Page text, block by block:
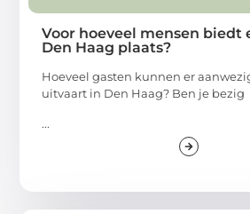
Voor hoeveel mensen biedt
Den Haag plaats?
Hoeveel gasten kunnen er
uitvaart in Den Haag? Ben je bezig
...